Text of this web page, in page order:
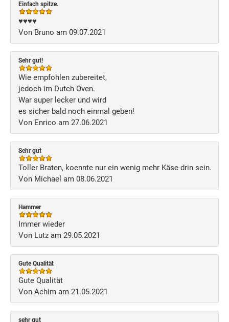
Einfach spitze.
♥️♥️♥️♥️
Von Bruno am 09.07.2021
Sehr gut!
Wie empfohlen zubereitet,
jedoch im Dutch Oven.
War super lecker und wird
es sicher bald noch einmal geben!
Von Enrico am 27.06.2021
Sehr gut
Toller Braten, koennte nur ein wenig mehr Käse drin sein.
Von Michael am 08.06.2021
Hammer
Immer wieder
Von Lutz am 29.05.2021
Gute Qualität
Gute Qualität
Von Achim am 21.05.2021
sehr gut